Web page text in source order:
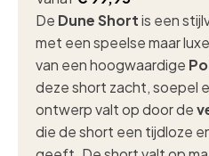
De Dune Shortis een
met een speelse maar
van een hoogwaardige
deze short zacht, soepel
ontwerp valt op door de
die de short een tijdloze